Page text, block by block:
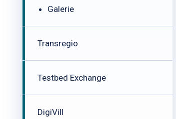
Galerie
Transregio
Testbed Exchange
DigiVill